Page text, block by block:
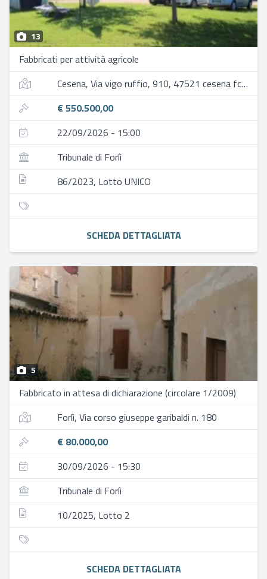
13
Fabbricati per attività agricole
Cesena, Via vigo ruffio, 910, 47521 cesena fc, italia
€ 550.500,00
22/09/2026 - 15:00
Tribunale di Forlì
86/2023, Lotto UNICO
SCHEDA DETTAGLIATA
5
Fabbricato in attesa di dichiarazione (circolare 1/2009)
Forlì, Via corso giuseppe garibaldi n. 180
€ 80.000,00
30/09/2026 - 15:30
Tribunale di Forlì
10/2025, Lotto 2
SCHEDA DETTAGLIATA